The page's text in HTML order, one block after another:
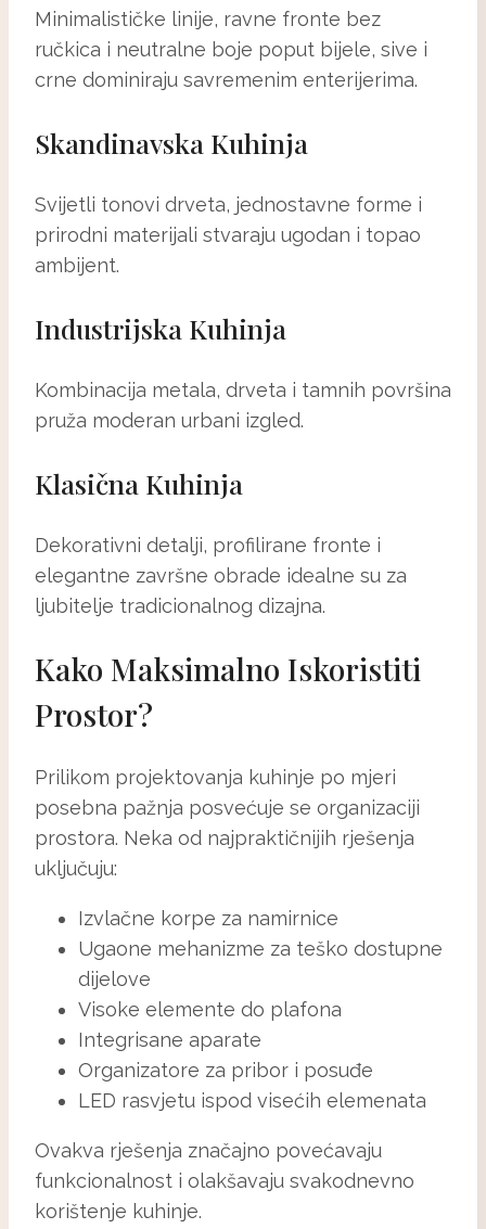
Minimalističke linije, ravne fronte bez
ručkica i neutralne boje poput bijele, sive i
crne dominiraju savremenim enterijerima.
Skandinavska Kuhinja
Svijetli tonovi drveta, jednostavne forme i
prirodni materijali stvaraju ugodan i topao
ambijent.
Industrijska Kuhinja
Kombinacija metala, drveta i tamnih površina
pruža moderan urbani izgled.
Klasična Kuhinja
Dekorativni detalji, profilirane fronte i
elegantne završne obrade idealne su za
ljubitelje tradicionalnog dizajna.
Kako Maksimalno Iskoristiti
Prostor?
Prilikom projektovanja kuhinje po mjeri
posebna pažnja posvećuje se organizaciji
prostora. Neka od najpraktičnijih rješenja
uključuju:
Izvlačne korpe za namirnice
Ugaone mehanizme za teško dostupne
dijelove
Visoke elemente do plafona
Integrisane aparate
Organizatore za pribor i posuđe
LED rasvjetu ispod visećih elemenata
Ovakva rješenja značajno povećavaju
funkcionalnost i olakšavaju svakodnevno
korištenje kuhinje.